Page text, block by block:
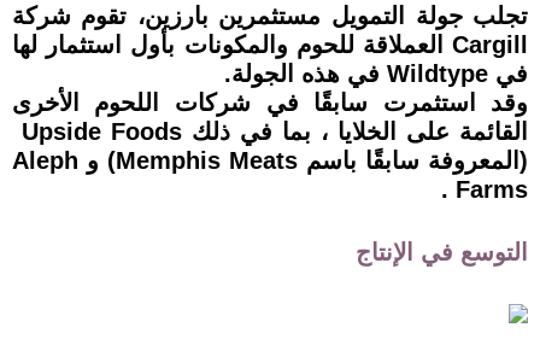
تجلب جولة التمويل مستثمرين بارزين، تقوم شركة
Cargill العملاقة للحوم والمكونات بأول استثمار لها
في Wildtype في هذه الجولة.
وقد استثمرت سابقًا في شركات اللحوم الأخرى
(المعروفة سابقًا باسم Memphis Meats) و Aleph
Farms .
التوسع في الإنتاج